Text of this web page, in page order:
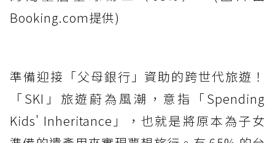
Booking.com提供)
準備迎接「父母銀行」資助的跨世代旅遊！
「SKI」旅遊蔚為風潮，意指「Spending
Kids' Inheritance」，也就是將原本為子女